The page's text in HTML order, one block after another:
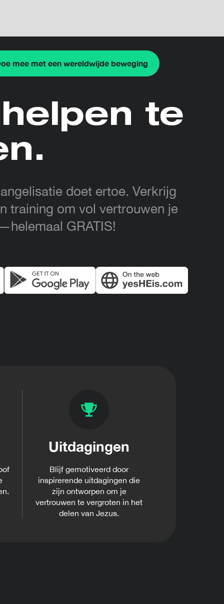
mee met een wereldwijde beweging
te
doet ertoe. Verkrijg
training om vol vertrouwen je
GRATIS!
Uitdagingen
Blijf gemotiveerd door
inspirerende uitdagingen die
zijn ontworpen om je
vertrouwen te vergroten in het
delen van Jezus.